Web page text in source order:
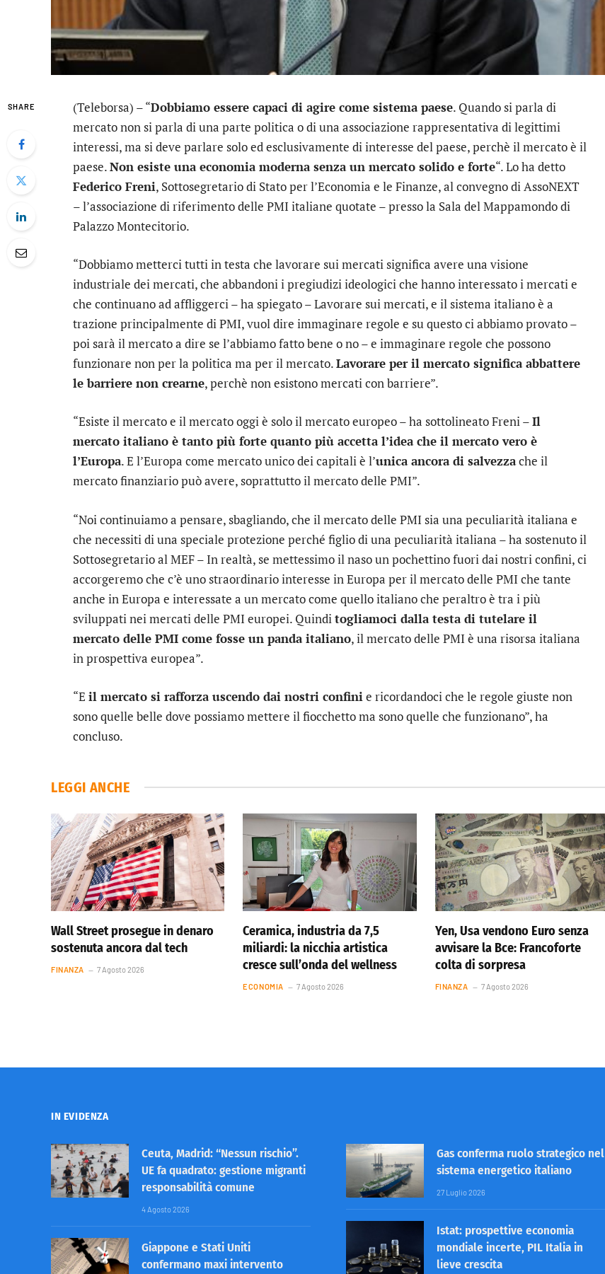
SHARE (Teleborsa) – “Dobbiamo essere capaci di agire come sistema paese. Quando si parla di
mercato non si parla di una parte politica o di una associazione rappresentativa di legittimi
interessi, ma si deve parlare solo ed esclusivamente di interesse del paese, perchè il mercato è il
paese.Non esiste una economia moderna senza un mercato solido e forte“. Lo ha detto
Federico Freni, Sottosegretario di Stato per l’Economia e le Finanze, al convegno di AssoNEXT
– l’associazione di riferimento delle PMI italiane quotate – presso la Sala del Mappamondo di
Palazzo Montecitorio.
“Dobbiamo metterci tutti in testa che lavorare sui mercati significa avere una visione
industriale dei mercati, che abbandoni i pregiudizi ideologici che hanno interessato i mercati e
che continuano ad affliggerci – ha spiegato – Lavorare sui mercati, e il sistema italiano è a
trazione principalmente di PMI, vuol dire immaginare regole e su questo ci abbiamo provato –
poi sarà il mercato a dire se l’abbiamo fatto bene o no – e immaginare regole che possono
funzionare non per la politica ma per il mercato.Lavorare per il mercato significa abbattere
le barriere non crearne, perchè non esistono mercati con barriere”.
“Esiste il mercato e il mercato oggi è solo il mercato europeo – ha sottolineato Freni –Il
mercato italiano è tanto più forte quanto più accetta l’idea che il mercato vero è
l’Europa. E l’Europa come mercato unico dei capitali è l’unica ancora di salvezzache il
mercato finanziario può avere, soprattutto il mercato delle PMI”.
“Noi continuiamo a pensare, sbagliando, che il mercato delle PMI sia una peculiarità italiana e
che necessiti di una speciale protezione perché figlio di una peculiarità italiana – ha sostenuto il
Sottosegretario al MEF – In realtà, se mettessimo il naso un pochettino fuori dai nostri confini, ci
accorgeremo che c’è uno straordinario interesse in Europa per il mercato delle PMI che tante
anche in Europa e interessate a un mercato come quello italiano che peraltro è tra i più
sviluppati nei mercati delle PMI europei. Quindi togliamoci dalla testa di tutelare il
mercato delle PMI come fosse un panda italiano, il mercato delle PMI è una risorsa italiana
in prospettiva europea”.
“E il mercato si rafforza uscendo dai nostri confinie ricordandoci che le regole giuste non
sono quelle belle dove possiamo mettere il fiocchetto ma sono quelle che funzionano”, ha
concluso.
LEGGI ANCHE
Wall Street prosegue in denaro
sostenuta ancora dal tech
FINANZA 7 Agosto 2026
Ceramica, industria da 7,5
miliardi: la nicchia artistica
cresce sull’onda del wellness
ECONOMIA 7 Agosto 2026
Yen, Usa vendono Euro senza
avvisare la Bce: Francoforte
colta di sorpresa
FINANZA 7 Agosto 2026
IN EVIDENZA
Ceuta, Madrid: “Nessun rischio”.
UE fa quadrato: gestione migranti
responsabilità comune
4 Agosto 2026
Giappone e Stati Uniti
confermano maxi intervento
Gas conferma ruolo strategico nel
sistema energetico italiano
27 Luglio 2026
Istat: prospettive economia
mondiale incerte, PIL Italia in
lieve crescita